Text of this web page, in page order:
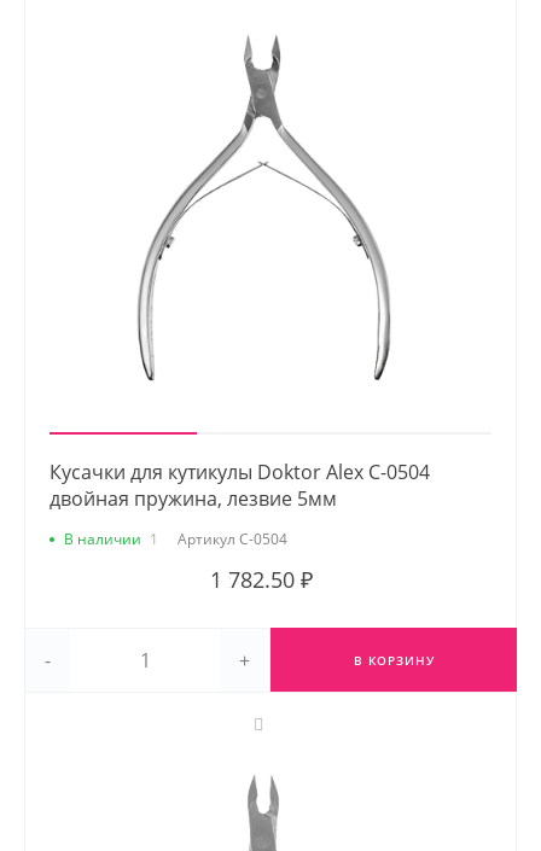
Кусачки для кутикулы Doktor Alex С-0504
двойная пружина, лезвие 5мм
В наличии 1 Артикул С-0504
1 782.50 ₽
- + В КОРЗИНУ